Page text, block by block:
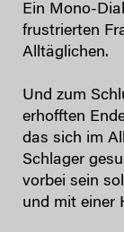
Ein Mono-
frustrierten
Alltäglichen.
Und zum
erhofften
das sich im
Schlager
vorbei sein
und mit einer